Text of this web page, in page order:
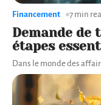
Demande de
étapes
Dans le monde des
Financement 7 min